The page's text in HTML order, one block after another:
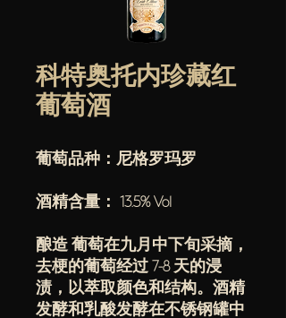
科特奥托内珍藏红
葡萄酒
葡萄品种：尼格罗玛罗
酒精含量： 13.5% Vol
酿造 葡萄在九月中下旬采摘，
去梗的葡萄经过 7-8 天的浸
渍，以萃取颜色和结构。酒精
发酵和乳酸发酵在不锈钢罐中